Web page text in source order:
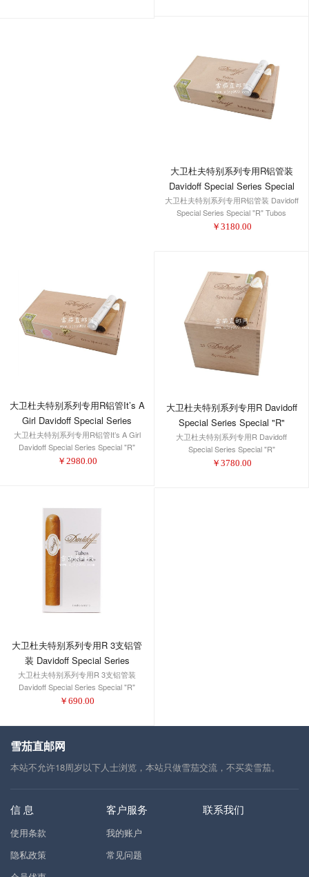
大卫杜夫特别系列专用R铝管装
Davidoff Special Series Special
"R" Tubos
大卫杜夫特别系列专用R铝管装 Davidoff
Special Series Special "R" Tubos
￥ 3180.00
大卫杜夫特别系列专用R铝管It’s A
Girl Davidoff Special Series
Special "R" Tubos It’s A Girl
大卫杜夫特别系列专用R铝管It’s A Girl
Davidoff Special Series Special "R"
Tubos It’s A Girl
￥ 2980.00
大卫杜夫特别系列专用R Davidoff
Special Series Special "R"
大卫杜夫特别系列专用R Davidoff
Special Series Special "R"
￥ 3780.00
大卫杜夫特别系列专用R 3支铝管
装 Davidoff Special Series
Special "R" Tubos 3-Pack 1/3
大卫杜夫特别系列专用R 3支铝管装
Davidoff Special Series Special "R"
Tubos 3-Pack 1/3
￥ 690.00
雪茄直邮网
本站不允许18周岁以下人士浏览，本站只做雪茄交流，不买卖雪茄。
信 息
使用条款
隐私政策
客户服务
我的账户
常见问题
联系我们